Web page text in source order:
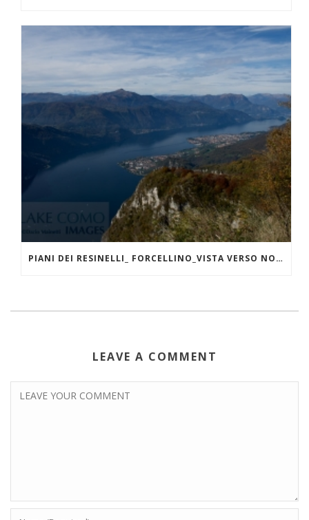
PIANI DEI RESINELLI_ FORCELLINO_VISTA VERSO NORD
LEAVE A COMMENT